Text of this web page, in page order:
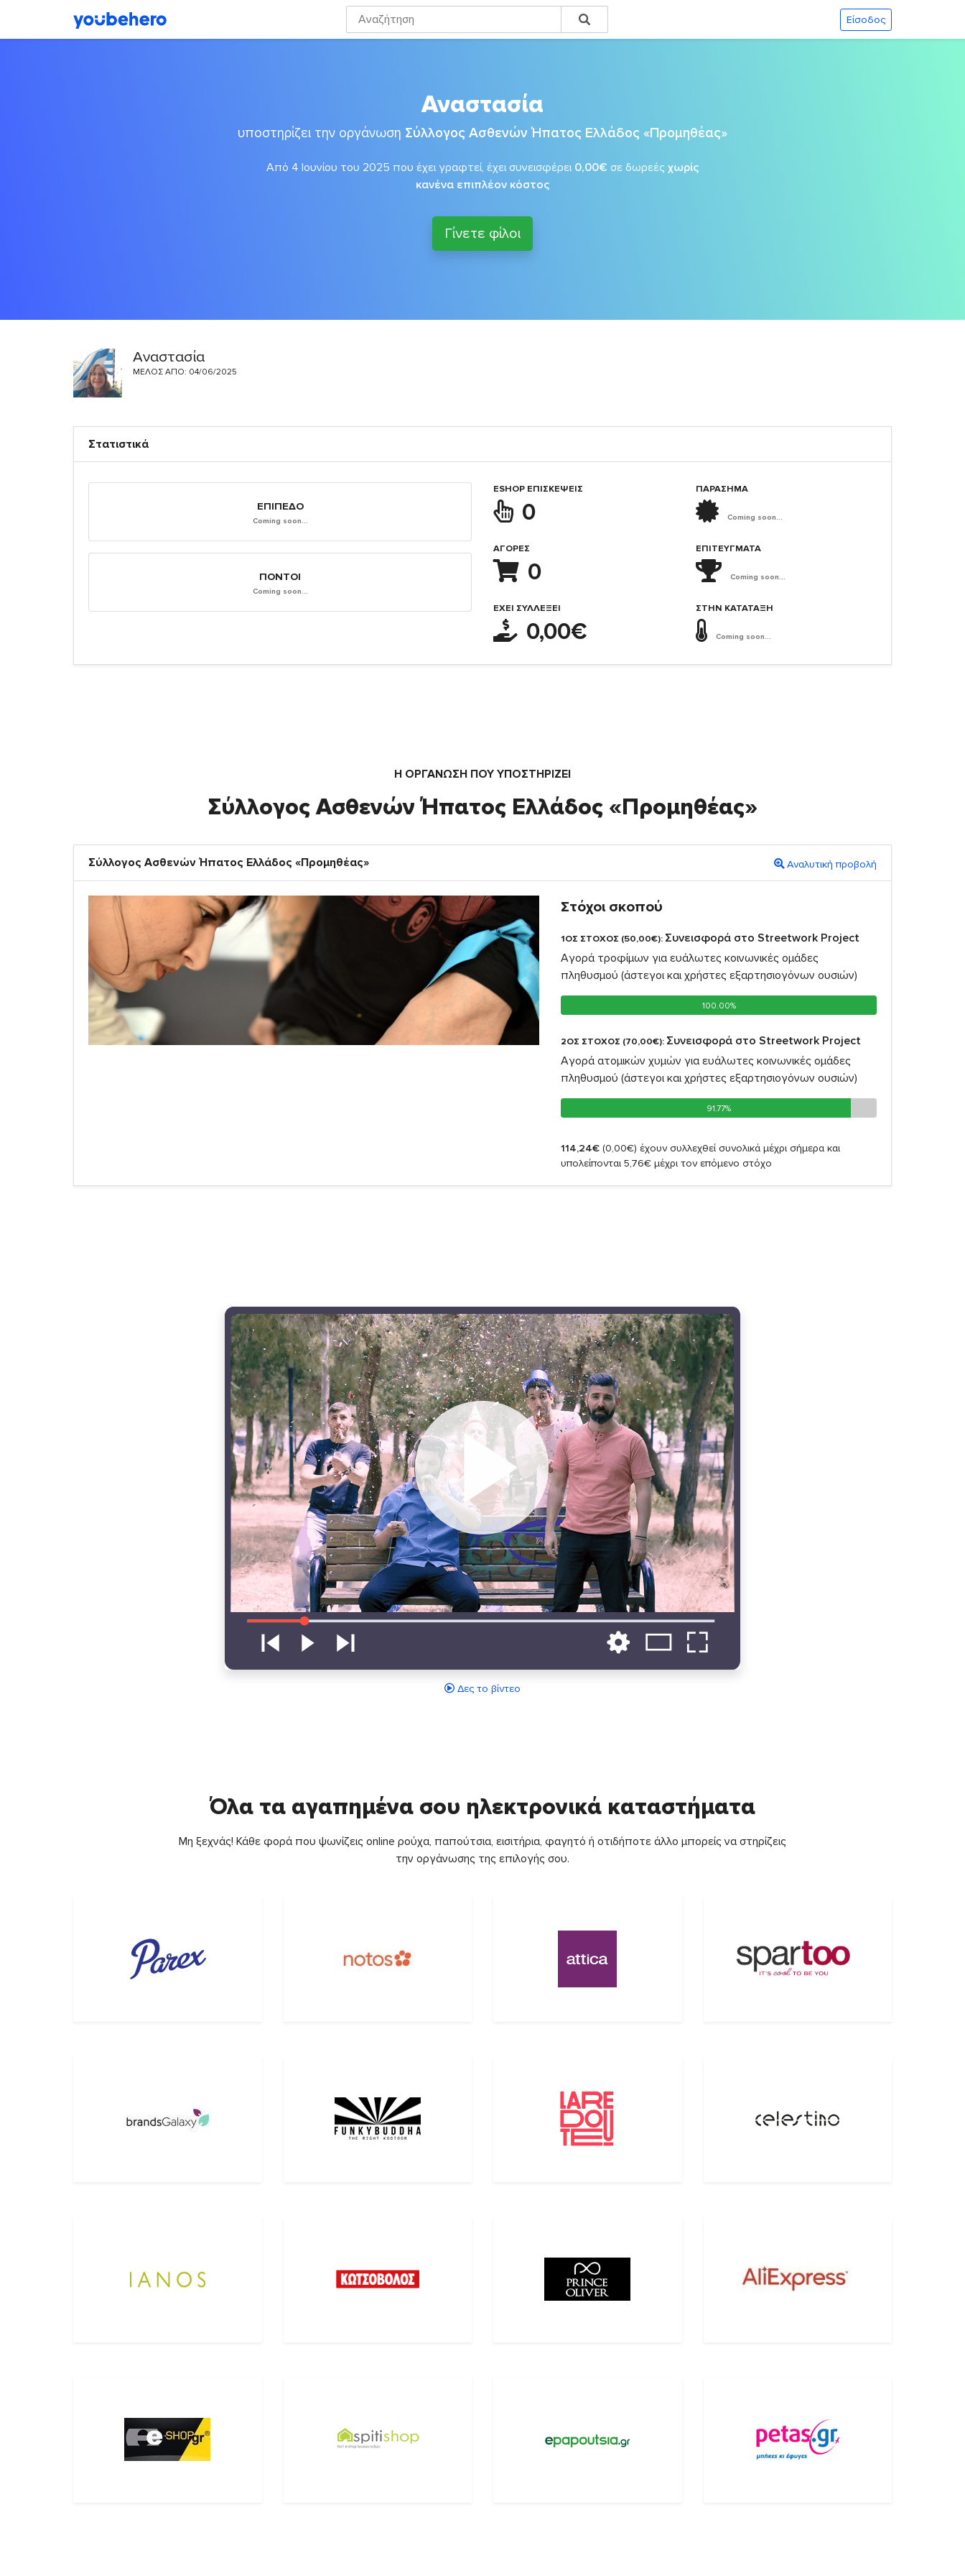
Είσοδος
Αναστασία
υποστηρίζει την οργάνωση Σύλλογος Ασθενών Ήπατος Ελλάδος «Προμηθέας»
Από 4 Ιουνίου του 2025 που έχει γραφτεί, έχει συνεισφέρει 0,00€ σε δωρεές χωρίς
κανένα επιπλέον κόστος
Γίνετε φίλοι
Αναστασία
ΜΈΛΟΣ ΑΠΌ: 04/06/2025
Στατιστικά
ΕΠΊΠΕΔΟ
Coming soon...
ΠΌΝΤΟΙ
Coming soon...
ESHOP ΕΠΙΣΚΈΨΕΙΣ
0
ΑΓΟΡΈΣ
0
ΈΧΕΙ ΣΥΛΛΈΞΕΙ
0,00€
ΠΑΡΑΣΗΜΑ
Coming soon...
ΕΠΙΤΕΎΓΜΑΤΑ
Coming soon...
ΣΤΗΝ ΚΑΤΆΤΑΞΗ
Coming soon...
Η ΟΡΓΆΝΩΣΗ ΠΟΥ ΥΠΟΣΤΗΡΙΖΕΙ
Σύλλογος Ασθενών Ήπατος Ελλάδος «Προμηθέας»
Σύλλογος Ασθενών Ήπατος Ελλάδος «Προμηθέας» Αναλυτική προβολή
Στόχοι σκοπού
1ΟΣ ΣΤΟΧΟΣ (50,00€): Συνεισφορά στο Streetwork Project
Αγορά τροφίμων για ευάλωτες κοινωνικές ομάδες
πληθυσμού (άστεγοι και χρήστες εξαρτησιογόνων ουσιών)
100.00%
100.00%
2ΟΣ ΣΤΟΧΟΣ (70,00€): Συνεισφορά στο Streetwork Project
Αγορά ατομικών χυμών για ευάλωτες κοινωνικές ομάδες
πληθυσμού (άστεγοι και χρήστες εξαρτησιογόνων ουσιών)
91.77%
91.77%
114,24€ (0,00€) έχουν συλλεχθεί συνολικά μέχρι σήμερα και
υπολείπονται 5,76€ μέχρι τον επόμενο στόχο
Δες το βίντεο
Όλα τα αγαπημένα σου ηλεκτρονικά καταστήματα
Μη ξεχνάς! Κάθε φορά που ψωνίζεις online ρούχα, παπούτσια, εισιτήρια, φαγητό ή οτιδήποτε άλλο μπορείς να στηρίζεις
την οργάνωσης της επιλογής σου.